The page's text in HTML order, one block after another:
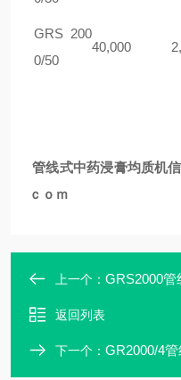
GRS 200
0/50
40,000
管线式中药浸膏均质机
ｃｏｍ
上一个： GRS2000管
返回列表
下一个： GR2000/4